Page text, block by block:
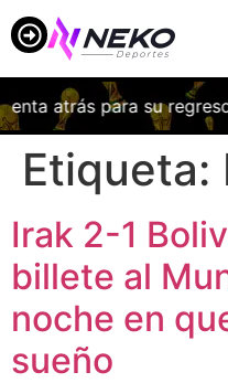
para su regreso a
Etiqueta:
Irak 2-1
billete al
noche en
sueño